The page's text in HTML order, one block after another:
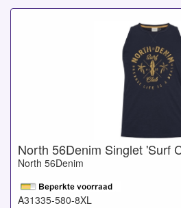
North 56Denim Singlet 'Surf
North 56Denim
A31335-580-8XL